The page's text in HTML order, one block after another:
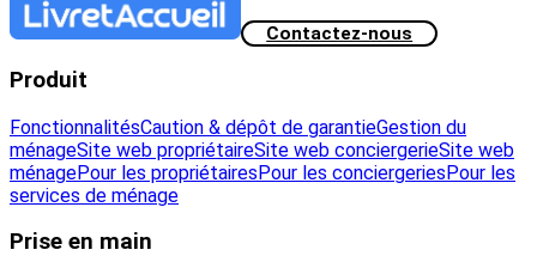
Contactez-nous
Produit
FonctionnalitésCaution & dépôt de garantieGestion du
ménageSite web propriétaireSite web conciergerieSite web
ménagePour les propriétairesPour les conciergeriesPour les
services de ménage
Prise en main